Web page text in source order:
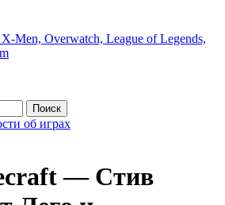
Men, Overwatch, League of Legends,
об играх
— Стив